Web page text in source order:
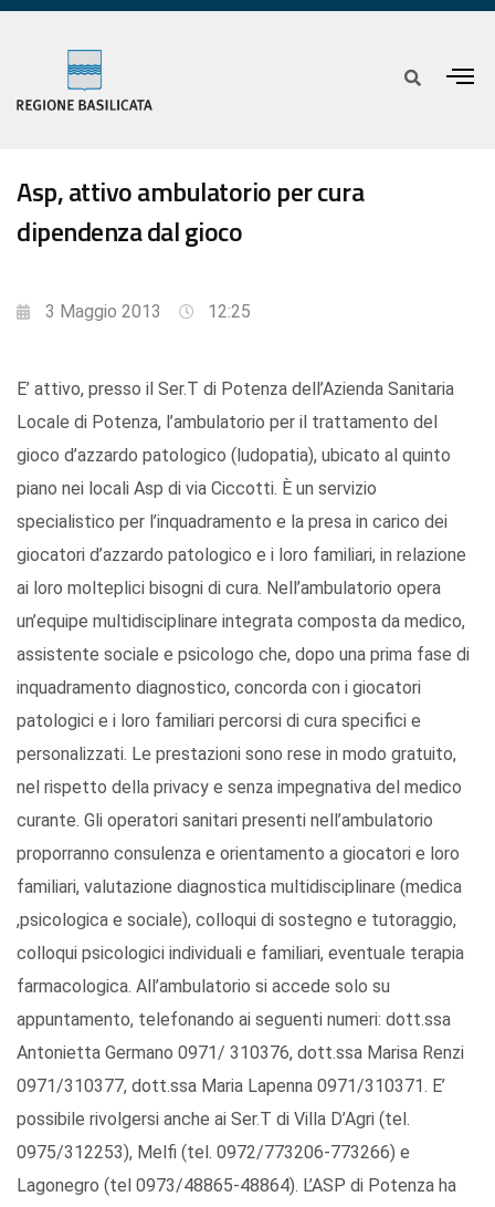
Asp, attivo ambulatorio per cura
dipendenza dal gioco
3 Maggio 2013 12:25
E’ attivo, presso il Ser.T di Potenza dell’Azienda Sanitaria
Locale di Potenza, l’ambulatorio per il trattamento del
gioco d’azzardo patologico (ludopatia), ubicato al quinto
piano nei locali Asp di via Ciccotti. È un servizio
specialistico per l’inquadramento e la presa in carico dei
giocatori d’azzardo patologico e i loro familiari, in relazione
ai loro molteplici bisogni di cura. Nell’ambulatorio opera
un’equipe multidisciplinare integrata composta da medico,
assistente sociale e psicologo che, dopo una prima fase di
inquadramento diagnostico, concorda con i giocatori
patologici e i loro familiari percorsi di cura specifici e
personalizzati. Le prestazioni sono rese in modo gratuito,
nel rispetto della privacy e senza impegnativa del medico
curante. Gli operatori sanitari presenti nell’ambulatorio
proporranno consulenza e orientamento a giocatori e loro
familiari, valutazione diagnostica multidisciplinare (medica
,psicologica e sociale), colloqui di sostegno e tutoraggio,
colloqui psicologici individuali e familiari, eventuale terapia
farmacologica. All’ambulatorio si accede solo su
appuntamento, telefonando ai seguenti numeri: dott.ssa
Antonietta Germano 0971/ 310376, dott.ssa Marisa Renzi
0971/310377, dott.ssa Maria Lapenna 0971/310371. E’
possibile rivolgersi anche ai Ser.T di Villa D’Agri (tel.
0975/312253), Melfi (tel. 0972/773206-773266) e
Lagonegro (tel 0973/48865-48864). L’ASP di Potenza ha